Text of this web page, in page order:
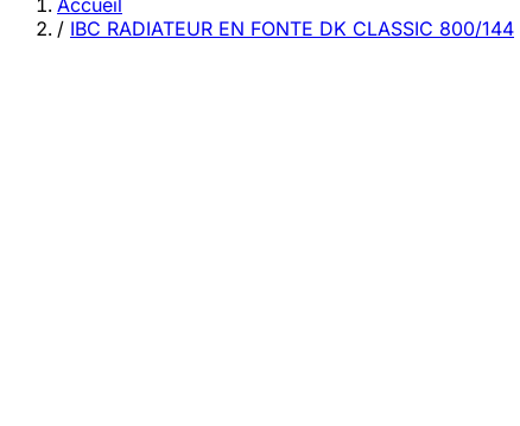
Accueil
/ IBC RADIATEUR EN FONTE DK CLASSIC 800/144